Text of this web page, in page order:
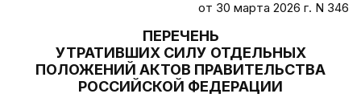
от 30 марта 2026 г. N 346
ПЕРЕЧЕНЬ
УТРАТИВШИХ СИЛУ ОТДЕЛЬНЫХ
ПОЛОЖЕНИЙ АКТОВ ПРАВИТЕЛЬСТВА
РОССИЙСКОЙ ФЕДЕРАЦИИ